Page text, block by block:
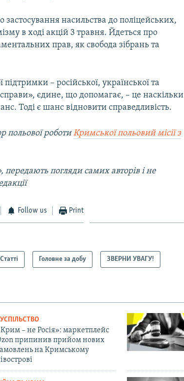
насильства до поліцейських,
в ході акцій 3 травня. Йдеться про
прав, як свобода зібрань та
– російської, української та
справи», єдине, що допомагає, – це наскільки
Тоді є шанс відновити справедливість.
польової роботиКримської польовий місії з
погляди самих авторів і не
Follow us Print
Статті Головне за добу ЗВЕРНИ УВАГУ!
– не Росія»: маркетплейс
припинив прийом нових
на Кримському